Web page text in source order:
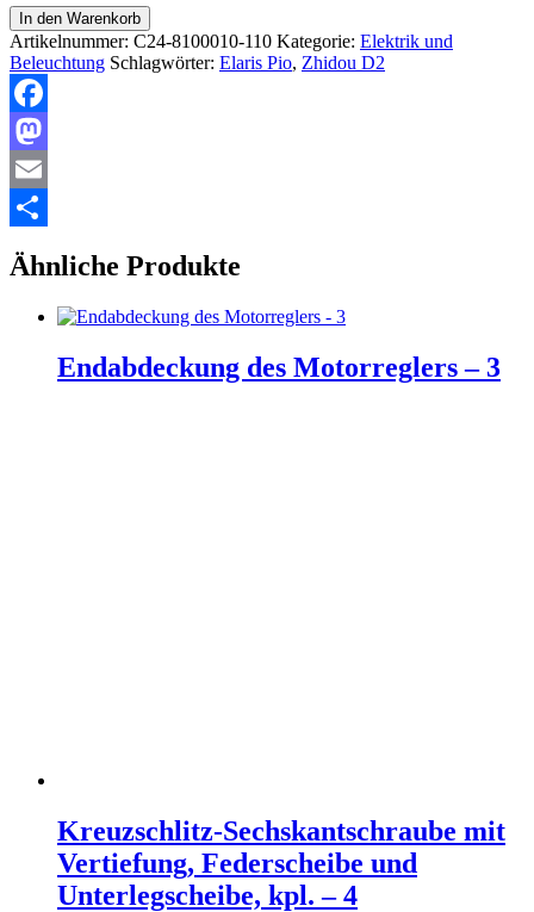
In den Warenkorb
Artikelnummer: C24-8100010-110 Kategorie: Elektrik und
Beleuchtung Schlagwörter: Elaris Pio, Zhidou D2
Facebook
Mastodon
Email
Ähnliche Produkte
Endabdeckung des Motorreglers – 3
Kreuzschlitz-Sechskantschraube mit
Vertiefung, Federscheibe und
Unterlegscheibe, kpl. – 4